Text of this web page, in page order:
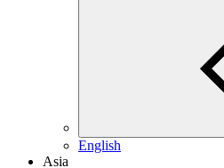
English
Asia